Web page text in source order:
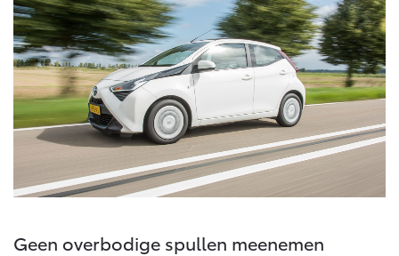
Vanaf € 89.986,-
Geen overbodige spullen meenemen